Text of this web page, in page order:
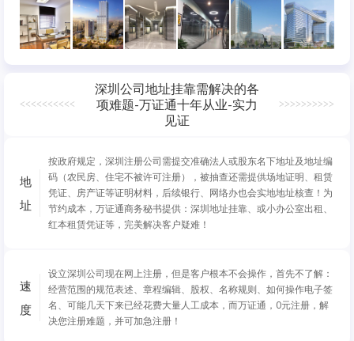
<<<<<<<<<<
深圳公司地址挂靠需解决的各
项难题-万证通十年从业-实力
见证
>>>>>>>>>>
地
址
按政府规定，深圳注册公司需提交准确法人或股东名下地址及地址编
码（农民房、住宅不被许可注册），被抽查还需提供场地证明、租赁
凭证、房产证等证明材料，后续银行、网络办也会实地地址核查！为
节约成本，万证通商务秘书提供：深圳地址挂靠、或小办公室出租、
红本租赁凭证等，完美解决客户疑难！
速
度
设立深圳公司现在网上注册，但是客户根本不会操作，首先不了解：
经营范围的规范表述、章程编辑、股权、名称规则、如何操作电子签
名、可能几天下来已经花费大量人工成本，而万证通，0元注册，解
决您注册难题，并可加急注册！